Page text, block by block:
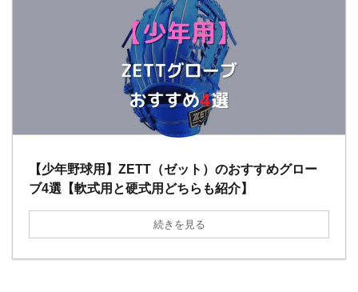
【少年野球用】ZETT（ゼット）のおすすめグロー
ブ4選【軟式用と硬式用どちらも紹介】
続きを見る